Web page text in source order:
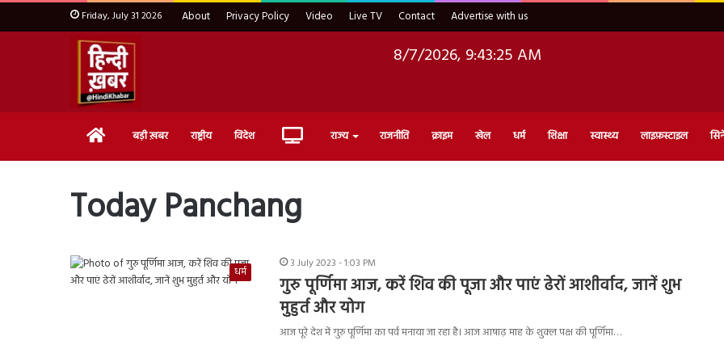
Friday, July 31 2026 About Privacy Policy Video Live TV Contact Advertise with us
8/7/2026, 9:43:25 AM
Home बड़ी ख़बर राष्ट्रीय विदेश Live राज्य राजनीति क्राइम खेल धर्म शिक्षा स्वास्थ्य लाइफ़स्टाइल
Today Panchang
धर्म
3 July 2023 - 1:03 PM
गुरु पूर्णिमा आज, करें शिव की पूजा और पाएं ढेरों आशीर्वाद, जानें शुभ
मुहुर्त और योग
आज पूरे देश में गुरु पूर्णिमा का पर्व मनाया जा रहा है। आज आषाढ़ माह के शुक्ल पक्ष की पूर्णिमा…